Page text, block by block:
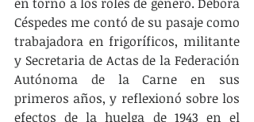
Céspedes me contó de su pasaje como
trabajadora en frigoríficos, militante
y Secretaria de Actas de la Federación
Autónoma de la Carne en sus
primeros años, y reflexionó sobre los
efectos de la huelga de 1943 en el